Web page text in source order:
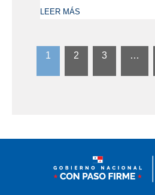
LEER MÁS
1 2 3 …